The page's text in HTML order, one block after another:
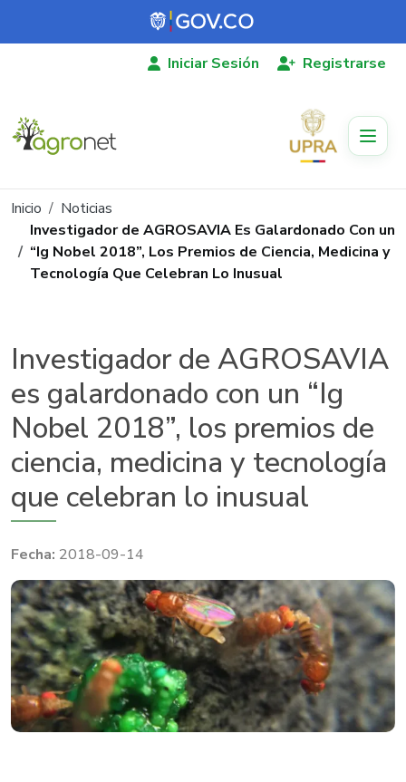
Pasar al contenido principal
Iniciar Sesión Registrarse
Ruta de navegación
Inicio
Noticias
Investigador de AGROSAVIA Es Galardonado Con un
“Ig Nobel 2018”, Los Premios de Ciencia, Medicina y
Tecnología Que Celebran Lo Inusual
Investigador de AGROSAVIA
es galardonado con un “Ig
Nobel 2018”, los premios de
ciencia, medicina y tecnología
que celebran lo inusual
2018-09-14